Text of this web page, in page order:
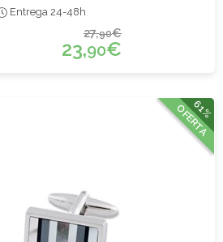
Entrega 24-48h
27,90€
23,90€
61%
OFERTA